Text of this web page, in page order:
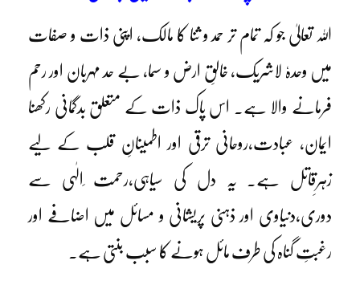
اللہ تعالیٰ جو کہ تمام تر حمد و ثنا کا مالک، اپنی ذات و صفات
میں وحدہٗ لاشریک، خالقِ ارض و سما، بے حد مہربان اور رحم
فرمانے والا ہے۔ اس پاک ذات کے متعلق بدگمانی رکھنا
ایمان، عبادت،روحانی ترقی اور اطمینانِ قلب کے لیے
زہرِقاتل ہے۔ یہ دل کی سیاہی،رحمت ِالٰہی سے
دوری،دنیاوی اور ذہنی پریشانی و مسائل میں اضافے اور
رغبتِ گناہ کی طرف مائل ہونے کا سبب بنتی ہے۔